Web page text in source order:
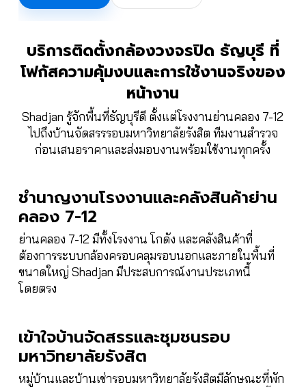
บริการติดตั้งกล้องวงจรปิด ธัญบุรี ที่
โฟกัสความคุ้มงบและการใช้งานจริงของ
หน้างาน
Shadjan รู้จักพื้นที่ธัญบุรีดี ตั้งแต่โรงงานย่านคลอง 7-12
ไปถึงบ้านจัดสรรรอบมหาวิทยาลัยรังสิต ทีมงานสำรวจ
ก่อนเสนอราคาและส่งมอบงานพร้อมใช้งานทุกครั้ง
ชำนาญงานโรงงานและคลังสินค้าย่าน
คลอง 7-12
ย่านคลอง 7-12 มีทั้งโรงงาน โกดัง และคลังสินค้าที่
ต้องการระบบกล้องครอบคลุมรอบนอกและภายในพื้นที่
ขนาดใหญ่ Shadjan มีประสบการณ์งานประเภทนี้
โดยตรง
เข้าใจบ้านจัดสรรและชุมชนรอบ
มหาวิทยาลัยรังสิต
หมู่บ้านและบ้านเช่ารอบมหาวิทยาลัยรังสิตมีลักษณะที่พัก